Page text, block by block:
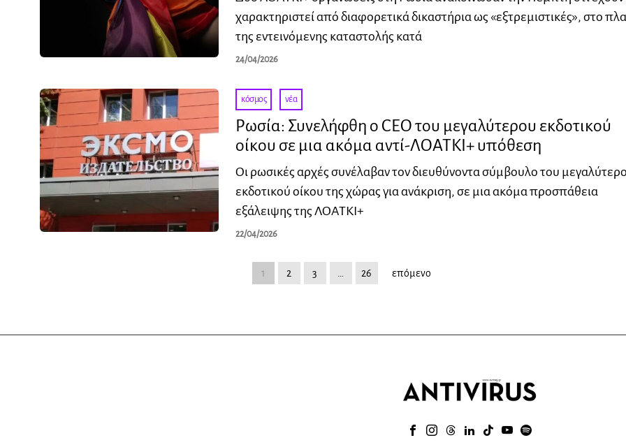
χαρακτηριστεί από διαφορετικά δικαστήρια ως «εξτρεμιστικές», στο
της εντεινόμενης καταστολής κατά
24/04/2026
κόσμος · νέα
Ρωσία: Συνελήφθη ο CEO του μεγαλύτερου εκδοτικού
οίκου σε μια ακόμα αντί-ΛΟΑΤΚΙ+ υπόθεση
Οι ρωσικές αρχές συνέλαβαν τον διευθύνοντα σύμβουλο του
εκδοτικού οίκου της χώρας για ανάκριση, σε μια ακόμα προσπάθεια
εξάλειψης της ΛΟΑΤΚΙ+
22/04/2026
1 2 3 … 26 επόμενο